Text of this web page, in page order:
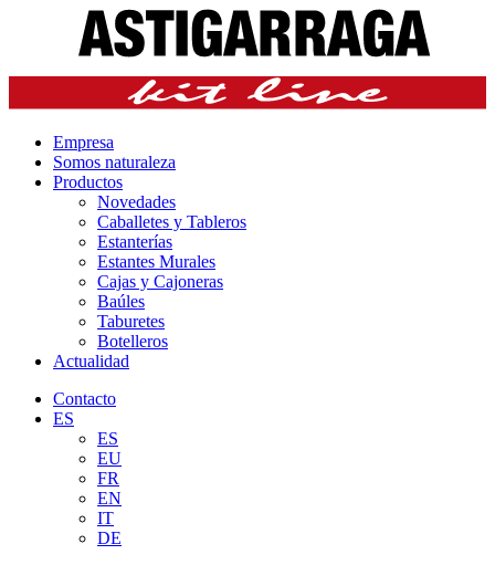
Empresa
Somos naturaleza
Productos
Novedades
Caballetes y Tableros
Estanterías
Estantes Murales
Cajas y Cajoneras
Baúles
Taburetes
Botelleros
Actualidad
Contacto
ES
ES
EU
FR
EN
IT
DE